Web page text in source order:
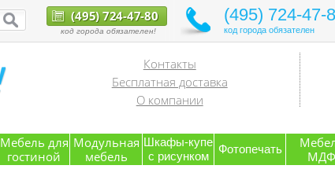
(495) 724-47-80
код города обязателен!
(495) 724-47-
код города обязателен
Контакты
Бесплатная доставка
О компании
Мебель для
гостиной
Модульная
мебель
Шкафы-купе
с рисунком
Фотопечать
МДФ